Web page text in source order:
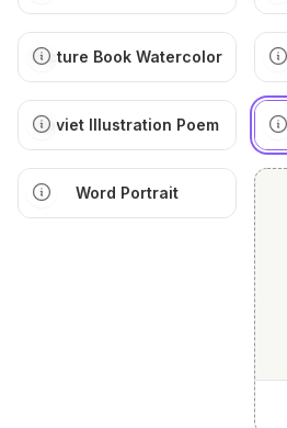
illustration
Picture Book Watercolor
Soviet Illustration Poem
Word Portrait